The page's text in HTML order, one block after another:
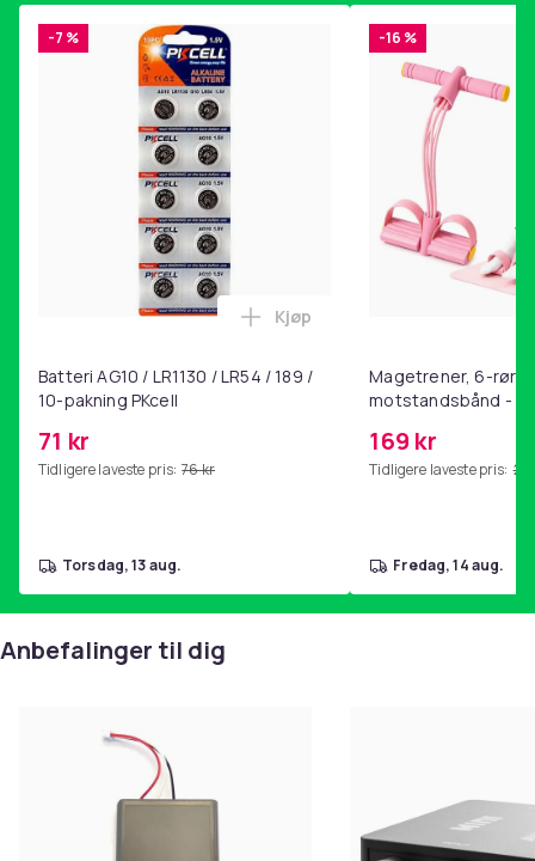
-7 %
Batteri AG10 / LR1130 / LR54 / 189 /
10-pakning PKcell
71 kr
Tidligere laveste pris: 76 kr
Legg Batteri AG10 / LR1130 /
Kjøp
torsdag, 13 aug.
-16 %
Magetrener, 6-rørs
motstandsbånd -
hjemmegymnastikk
169 kr
Tidligere laveste pris:
fredag, 14 aug.
Anbefalinger til dig